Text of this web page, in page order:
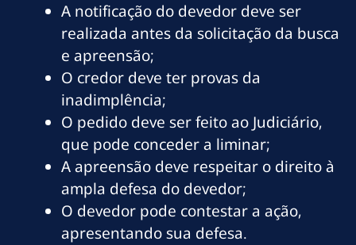
A notificação do devedor deve ser
realizada antes da solicitação da busca
e apreensão;
O credor deve ter provas da
inadimplência;
O pedido deve ser feito ao Judiciário,
que pode conceder a liminar;
A apreensão deve respeitar o direito à
ampla defesa do devedor;
O devedor pode contestar a ação,
apresentando sua defesa.